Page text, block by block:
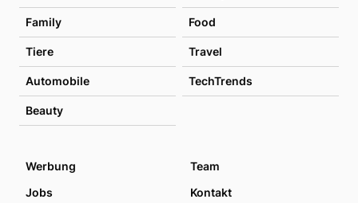
Family Food
Tiere Travel
Automobile TechTrends
Beauty
Werbung
Team
Jobs
Kontakt